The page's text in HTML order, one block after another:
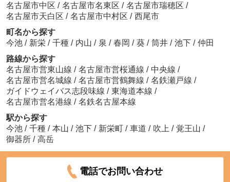
名古屋市中区 / 名古屋市名東区 / 名古屋市瑞穂区 /
名古屋市天白区 / 名古屋市中村区 / 西尾市
町名から探す
今池 / 新栄 / 千種 / 内山 / 泉 / 春岡 / 葵 / 筒井 / 池下 / 仲田
路線から探す
名古屋市営東山線 / 名古屋市営桜通線 / 中央線 /
名古屋市営名城線 / 名古屋市営鶴舞線 / 名鉄瀬戸線 /
ガイドウェイバス志段味線 / 東海道本線 /
名古屋市営名港線 / 名鉄名古屋本線
駅から探す
今池 / 千種 / 本山 / 池下 / 新栄町 / 車道 / 吹上 / 覚王山 /
御器所 / 高岳
電話でお問い合わせ